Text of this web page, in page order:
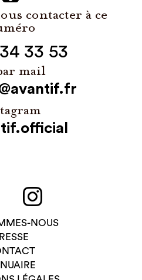
contacter à ce
33 53
mail
NOUS